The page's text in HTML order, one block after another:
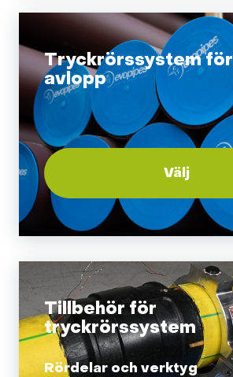
Tryckrörssystem för
avlopp
Välj
Tillbehör för
tryckrörssystem
Rördelar och verktyg